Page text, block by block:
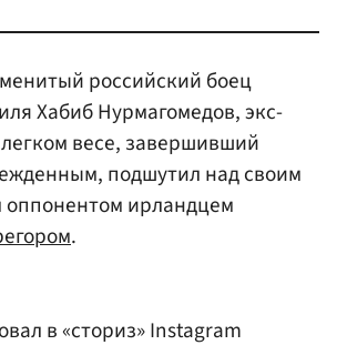
российский боец
Хабиб Нурмагомедов, экс-
весе, завершивший
подшутил над своим
ирландцем
.
в «сториз» Instagram